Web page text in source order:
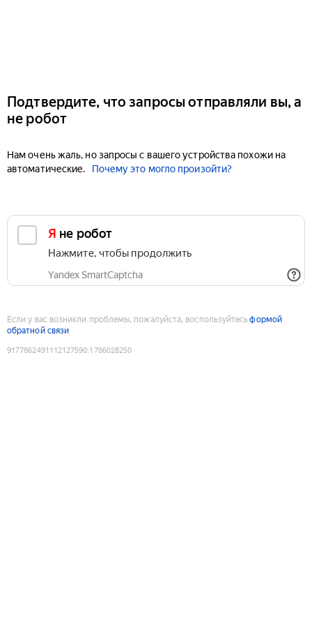
Подтвердите, что запросы отправляли вы, а
не робот
Нам очень жаль, но запросы с вашего устройства похожи на
автоматические.
Почему это могло произойти?
Я не робот
Нажмите, чтобы продолжить
Yandex SmartCaptcha
Если у вас возникли проблемы, пожалуйста, воспользуйтесьформой
обратной связи
9177862491112127590:1786028250